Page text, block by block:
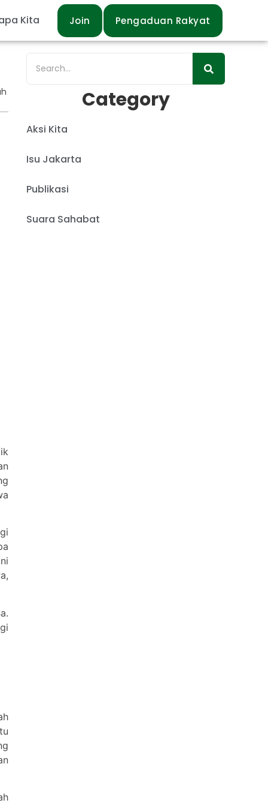
Kita Join Pengaduan Rakyat
Category
Aksi Kita
Isu Jakarta
Publikasi
Suara Sahabat